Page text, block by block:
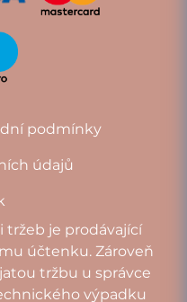
podmínky
údajů
tržeb je prodávající
účtenku. Zároveň
tržbu u správce
výpadku